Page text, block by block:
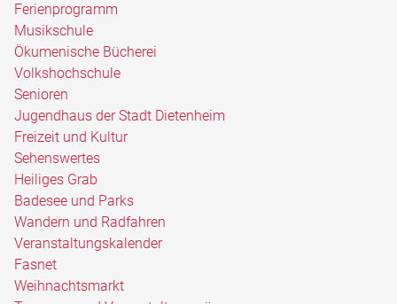
Ferienprogramm
Musikschule
Ökumenische Bücherei
Volkshochschule
Senioren
Jugendhaus der Stadt Dietenheim
Freizeit und Kultur
Sehenswertes
Heiliges Grab
Badesee und Parks
Wandern und Radfahren
Veranstaltungskalender
Fasnet
Weihnachtsmarkt